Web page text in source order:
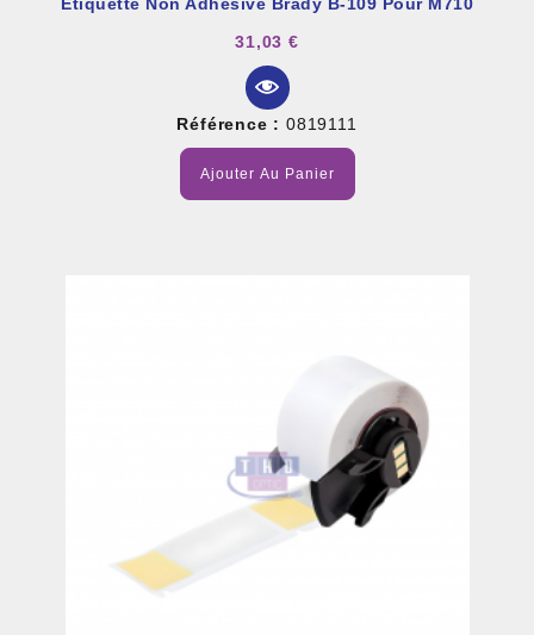
31,03 €
Référence : 0819111
Ajouter Au Panier